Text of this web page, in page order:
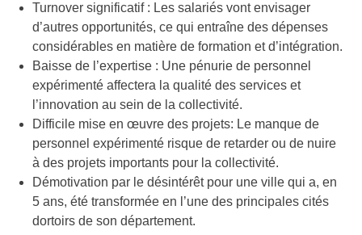
Turnover significatif : Les salariés vont envisager
d’autres opportunités, ce qui entraîne des dépenses
considérables en matière de formation et d’intégration.
Baisse de l’expertise : Une pénurie de personnel
expérimenté affectera la qualité des services et
l’innovation au sein de la collectivité.
Difficile mise en œuvre des projets: Le manque de
personnel expérimenté risque de retarder ou de nuire
à des projets importants pour la collectivité.
Démotivation par le désintérêt pour une ville qui a, en
5 ans, été transformée en l’une des principales cités
dortoirs de son département.